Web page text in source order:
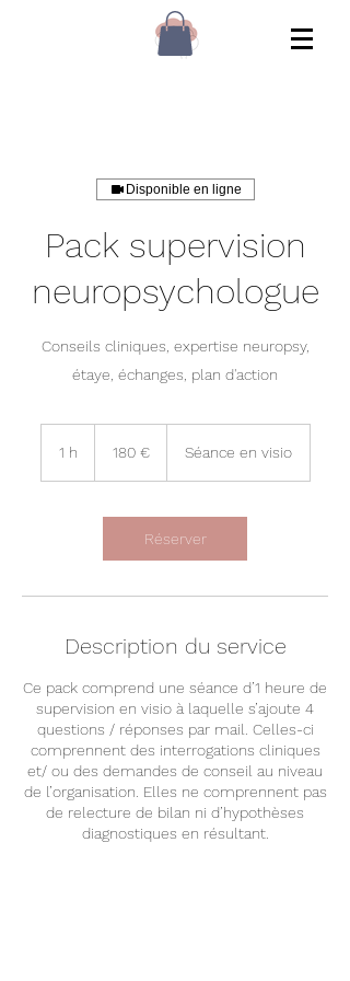
Disponible en ligne
Pack supervision
neuropsychologue
Conseils cliniques, expertise neuropsy,
étaye, échanges, plan d'action
1 h 180 € Séance en visio
Réserver
Description du service
Ce pack comprend une séance d’1 heure de
supervision en visio à laquelle s’ajoute 4
questions / réponses par mail. Celles-ci
comprennent des interrogations cliniques
et/ ou des demandes de conseil au niveau
de l’organisation. Elles ne comprennent pas
de relecture de bilan ni d’hypothèses